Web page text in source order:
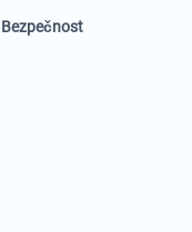
Bezpečnost